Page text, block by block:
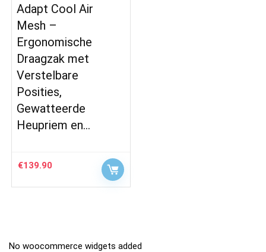
Adapt Cool Air
Mesh –
Ergonomische
Draagzak met
Verstelbare
Posities,
Gewatteerde
Heupriem en…
€139.90
No woocommerce widgets added